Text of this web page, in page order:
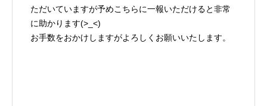
ただいていますが予めこちらに一報いただけると非常
に助かります(>_<)
お手数をおかけしますがよろしくお願いいたします。